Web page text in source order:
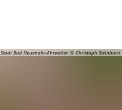
Stadt Bad Neuenahr-Ahrweiler, © Christoph Steinborn